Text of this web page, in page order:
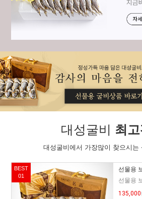
대성굴비 최
대성굴비에서 가장많이 찾으시는
BEST
01
선물용
선물용
135,000